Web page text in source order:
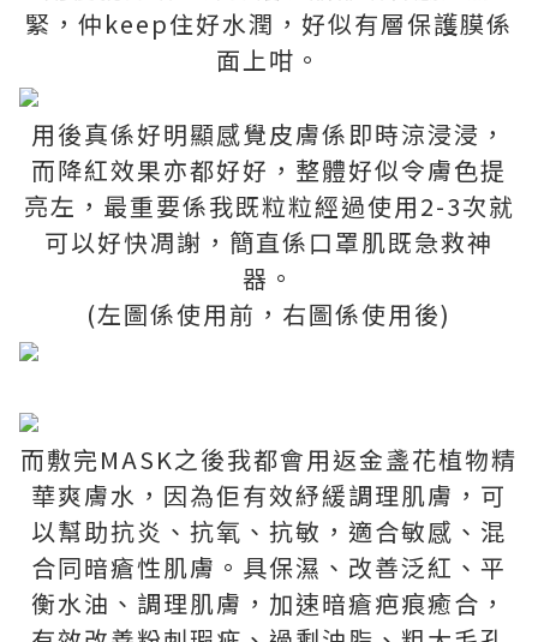
緊，仲keep住好水潤，好似有層保護膜係
面上咁。
用後真係好明顯感覺皮膚係即時涼浸浸，
而降紅效果亦都好好，整體好似令膚色提
亮左，最重要係我既粒粒經過使用2-3次就
可以好快凋謝，簡直係口罩肌既急救神
器。
(左圖係使用前，右圖係使用後)
而敷完MASK之後我都會用返金盞花植物精
華爽膚水，因為佢有效紓緩調理肌膚，可
以幫助抗炎、抗氧、抗敏，適合敏感、混
合同暗瘡性肌膚。具保濕、改善泛紅、平
衡水油、調理肌膚，加速暗瘡疤痕癒合，